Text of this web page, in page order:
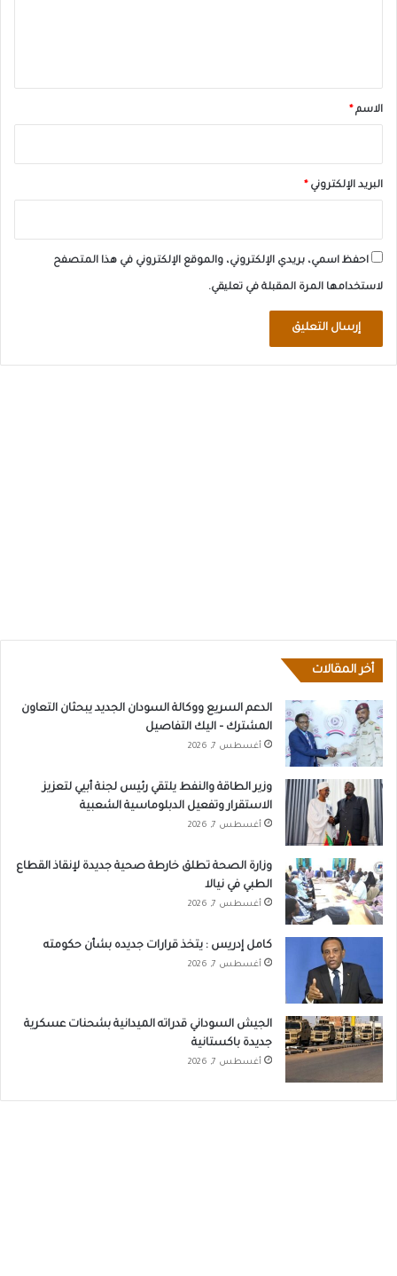
*الاسم*
البريد الإلكتروني*
احفظ اسمي، بريدي الإلكتروني، والموقع الإلكتروني في هذا المتصفح
لاستخدامها المرة المقبلة في تعليقي.
أخر المقالات
الدعم السريع ووكالة السودان الجديد يبحثان التعاون
المشترك – اليك التفاصيل
أغسطس 7, 2026
وزير الطاقة والنفط يلتقي رئيس لجنة أبيي لتعزيز
الاستقرار وتفعيل الدبلوماسية الشعبية
أغسطس 7, 2026
وزارة الصحة تطلق خارطة صحية جديدة لإنقاذ القطاع
الطبي في نيالا
أغسطس 7, 2026
كامل إدريس : يتخذ قرارات جديده بشأن حكومته
أغسطس 7, 2026
الجيش السوداني قدراته الميدانية بشحنات عسكرية
جديدة باكستانية
أغسطس 7, 2026